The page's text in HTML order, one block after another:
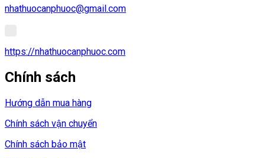
nhathuocanphuoc@gmail.com
https://nhathuocanphuoc.com
Chính sách
Hướng dẫn mua hàng
Chính sách vận chuyển
Chính sách bảo mật